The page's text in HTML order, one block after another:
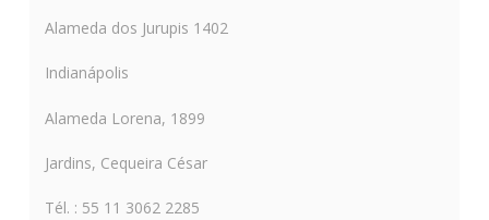
Alameda dos Jurupis 1402
Indianápolis
Alameda Lorena, 1899
Jardins, Cequeira César
Tél. : 55 11 3062 2285